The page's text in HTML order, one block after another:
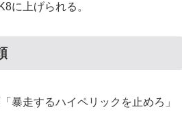
に上げられる。
暴走するハイペリックを止めろ」